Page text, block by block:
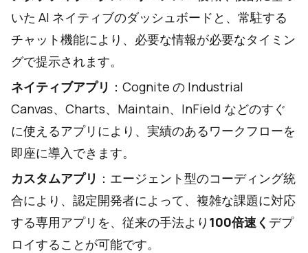
いた AI ネイティブのダッシュボードと、常駐する
チャット機能により、必要な情報が必要なタイミン
グで提示されます。
ネイティブアプリ ：Cognite の Industrial
Canvas、Charts、Maintain、InField などのすぐ
に使えるアプリにより、実績のあるワークフローを
即座に導入できます。
カスタムアプリ ：エージェント型のコーディング統
合により、認定開発者によって、複雑な課題に対応
する専用アプリを、従来の手法より 100倍速く デプ
ロイすることが可能です。